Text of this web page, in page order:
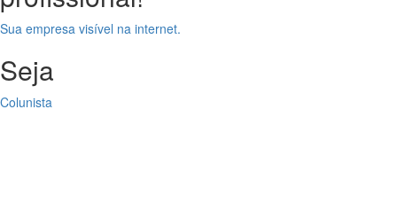
Sua empresa visível na internet.
Seja
Colunista